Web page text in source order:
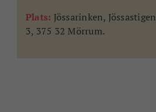
Plats: Jössarinken, Jössastigen
3, 375 32 Mörrum.